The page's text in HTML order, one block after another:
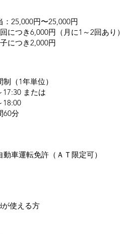
：25,000円〜25,000円
につき6,000円（月に1～2回あり）
につき2,000円
（1年単位）
17:30 または
18:00
分
車運転免許（ＡＴ限定可）
が使える方